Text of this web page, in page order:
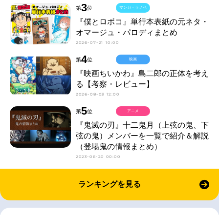
第3位
『僕とロボコ』単行本表紙の元ネタ・
オマージュ・パロディまとめ
2026-07-21 10:00
マンガ・ラノベ
第4位
『映画ちいかわ』島二郎の正体を考え
る【考察・レビュー】
2026-08-03 12:00
映画
第5位
『鬼滅の刃』十二鬼月（上弦の鬼、下
弦の鬼）メンバーを一覧で紹介＆解説
（登場鬼の情報まとめ）
2023-06-20 00:00
アニメ
ランキングを見る